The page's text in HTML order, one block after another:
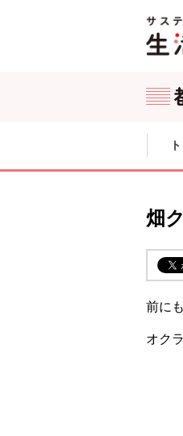
ここからサイト内共通メニュー
サイト内共通メニューをスキッ
畑
前に
オク